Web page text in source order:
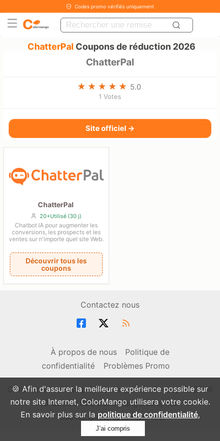
🍪 Afin d'assurer la meilleure expérience possible sur
notre site Internet, ColorMango utilisera votre cookie.
En savoir plus sur la politique de confidentialité,
J’ai compris
Codes promo vérifiés uniquement
ChatterPal Coupons de réduction 2026
ChatterPal
5.0
1 Votes
Site officiel →
ChatterPal
20+Utilisé (30 j)
Chatbot IA pour augmenter les
conversions, les prospects et les
ventes sur n'importe quel site Web.
Découvrir tous les
coupons
Contactez nous
À propos de nous
Politique de
confidentialité
Problèmes Promo
Obtenez le meilleur prix de n'importe où - depuis 2006
© 2006-2026 ColorMango.com, Inc.
Tous les droits sont réservés.